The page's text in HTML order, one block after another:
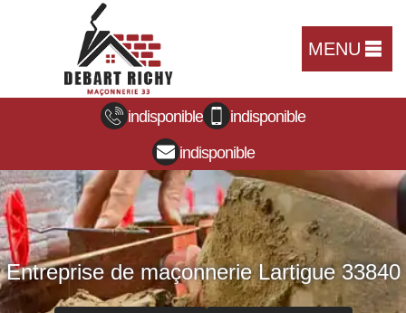
MENU
indisponible
indisponible
indisponible
Entreprise de maçonnerie Lartigue 33840